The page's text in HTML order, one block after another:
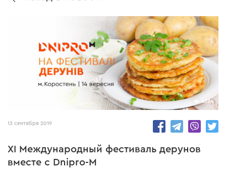
4584
13 сентября 2019
XI Международный фестиваль дерунов
вместе с Dnipro-M